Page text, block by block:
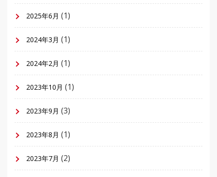
2025年6月 (1)
2024年3月 (1)
2024年2月 (1)
2023年10月 (1)
2023年9月 (3)
2023年8月 (1)
2023年7月 (2)